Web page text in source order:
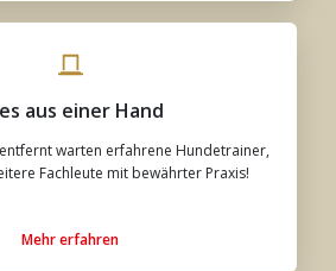
aus einer Hand
warten erfahrene Hundetrainer,
Fachleute mit bewährter Praxis!
Mehr erfahren